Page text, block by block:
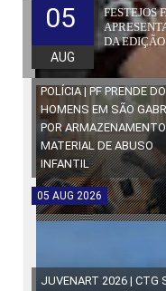
FESTEJOS
DA
05
AUG
POLÍCIA | PF PRENDE
HOMENS EM SÃO
POR
MATERIAL DE ABUSO
INFANTIL
05 AUG 2026
JUVENART 2026 | CTG